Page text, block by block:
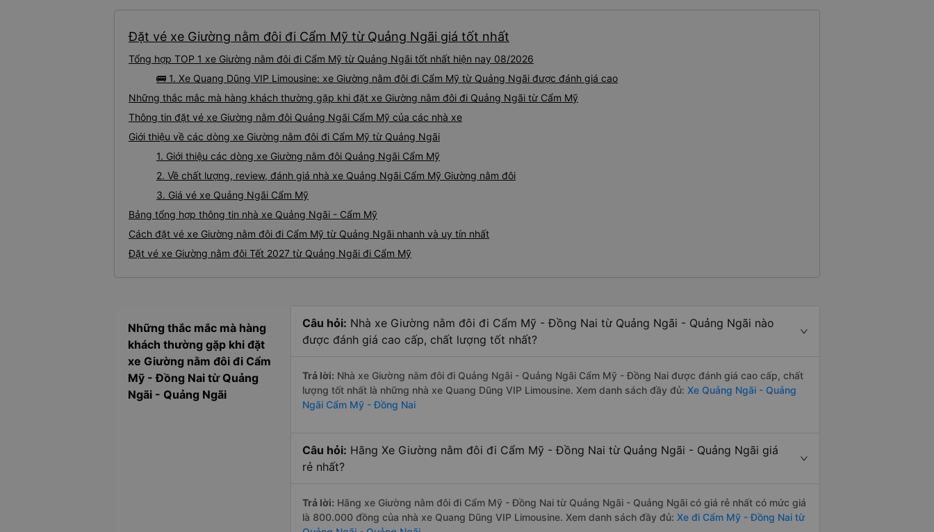
Đặt vé xe Giường nằm đôi đi Cẩm Mỹ từ Quảng Ngãi giá tốt nhất
Tổng hợp TOP 1 xe Giường nằm đôi đi Cẩm Mỹ từ Quảng Ngãi tốt nhất hiện nay 08/2026
🚌 1. Xe Quang Dũng VIP Limousine: xe Giường nằm đôi đi Cẩm Mỹ từ Quảng Ngãi được đánh giá cao
Những thắc mắc mà hàng khách thường gặp khi đặt xe Giường nằm đôi đi Quảng Ngãi từ Cẩm Mỹ
Thông tin đặt vé xe Giường nằm đôi Quảng Ngãi Cẩm Mỹ của các nhà xe
Giới thiệu về các dòng xe Giường nằm đôi đi Cẩm Mỹ từ Quảng Ngãi
1. Giới thiệu các dòng xe Giường nằm đôi Quảng Ngãi Cẩm Mỹ
2. Về chất lượng, review, đánh giá nhà xe Quảng Ngãi Cẩm Mỹ Giường nằm đôi
3. Giá vé xe Quảng Ngãi Cẩm Mỹ
Bảng tổng hợp thông tin nhà xe Quảng Ngãi - Cẩm Mỹ
Cách đặt vé xe Giường nằm đôi đi Cẩm Mỹ từ Quảng Ngãi nhanh và uy tín nhất
Đặt vé xe Giường nằm đôi Tết 2027 từ Quảng Ngãi đi Cẩm Mỹ
Những thắc mắc mà hàng
khách thường gặp khi đặt
xe Giường nằm đôi đi Cẩm
Mỹ - Đồng Nai từ Quảng
Ngãi - Quảng Ngãi
Câu hỏi: Nhà xe Giường nằm đôi đi Cẩm Mỹ - Đồng Nai từ Quảng Ngãi - Quảng Ngãi nào
được đánh giá cao cấp, chất lượng tốt nhất?
Trả lời: Nhà xe Giường nằm đôi đi Quảng Ngãi - Quảng Ngãi Cẩm Mỹ - Đồng Nai được đánh giá cao cấp, chất
lượng tốt nhất là những nhà xe Quang Dũng VIP Limousine. Xem danh sách đầy đủ: Xe Quảng Ngãi - Quảng
Ngãi Cẩm Mỹ - Đồng Nai
Câu hỏi: Hãng Xe Giường nằm đôi đi Cẩm Mỹ - Đồng Nai từ Quảng Ngãi - Quảng Ngãi giá
rẻ nhất?
Trả lời: Hãng xe Giường nằm đôi đi Cẩm Mỹ - Đồng Nai từ Quảng Ngãi - Quảng Ngãi có giá rẻ nhất có mức giá
là 800.000 đồng của nhà xe Quang Dũng VIP Limousine. Xem danh sách đầy đủ: Xe đi Cẩm Mỹ - Đồng Nai từ